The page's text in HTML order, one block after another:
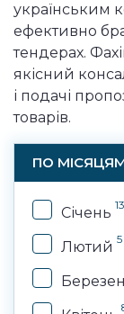
українським
ефективно
тендерах.
якісний
і подачі
товарів.
ПО
Січень 13
Лютий 5